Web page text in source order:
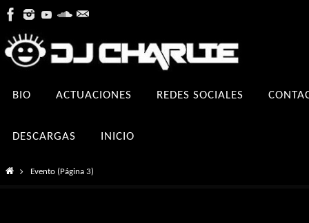
contenido
BIO ACTUACIONES REDES SOCIALES
DESCARGAS INICIO
InicioEvento(Página 3)